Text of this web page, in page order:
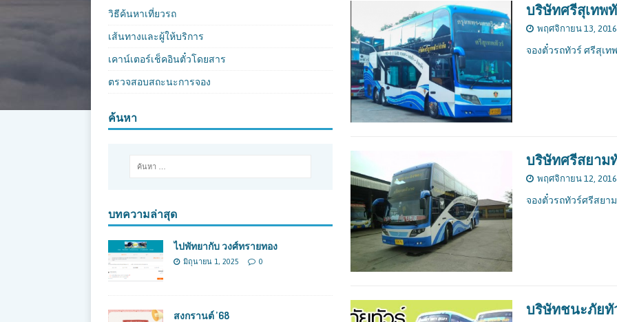
บริษัทศรีสุเทพ
พฤศจิกายน 13, 2016
จองตั๋วรถทัวร์ ศรีสุเท
บริษัทศรีสยาม
พฤศจิกายน 12, 2016
จองตั๋วรถทัวร์ศรีสยา
บริษัทชนะภัยทั
วิธีค้นหาเที่ยวรถ
เส้นทางและผู้ให้บริการ
เคาน์เตอร์เช็คอินตั๋วโดยสาร
ตรวจสอบสถะนะการจอง
ค้นหา
บทความล่าสุด
ไปพัทยากับ วงศ์ทรายทอง
มิถุนายน 1, 2025 0
สงกรานต์ ’68